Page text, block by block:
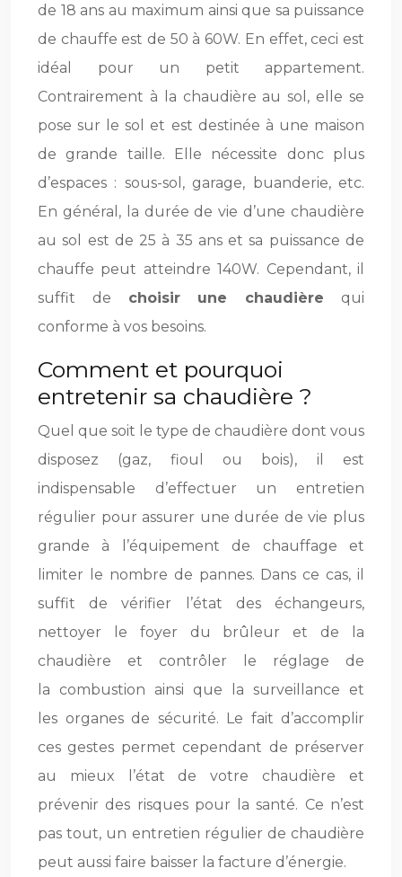
de 18 ans au maximum ainsi que sa puissance
de chauffe est de 50 à 60W. En effet, ceci est
idéal pour un petit appartement.
Contrairement à la chaudière au sol, elle se
pose sur le sol et est destinée à une maison
de grande taille. Elle nécessite donc plus
d’espaces : sous-sol, garage, buanderie, etc.
En général, la durée de vie d’une chaudière
au sol est de 25 à 35 ans et sa puissance de
chauffe peut atteindre 140W. Cependant, il
suffit de choisir une chaudière qui
conforme à vos besoins.
Comment et pourquoi
entretenir sa chaudière ?
Quel que soit le type de chaudière dont vous
disposez (gaz, fioul ou bois), il est
indispensable d’effectuer un entretien
régulier pour assurer une durée de vie plus
grande à l’équipement de chauffage et
limiter le nombre de pannes. Dans ce cas, il
suffit de vérifier l’état des échangeurs,
nettoyer le foyer du brûleur et de la
chaudière et contrôler le réglage de
la combustion ainsi que la surveillance et
les organes de sécurité. Le fait d’accomplir
ces gestes permet cependant de préserver
au mieux l’état de votre chaudière et
prévenir des risques pour la santé. Ce n’est
pas tout, un entretien régulier de chaudière
peut aussi faire baisser la facture d’énergie.